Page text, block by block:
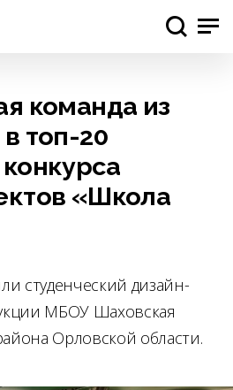
команда из
топ-20
«Школа
студенческий дизайн-
МБОУ Шаховская
Орловской области.